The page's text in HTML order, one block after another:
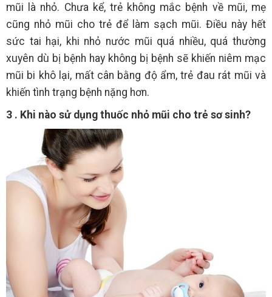
mũi là nhỏ. Chưa kể, trẻ không mắc bệnh về mũi, mẹ
cũng nhỏ mũi cho trẻ để làm sạch mũi. Điều này hết
sức tai hại, khi nhỏ nước mũi quá nhiều, quá thường
xuyên dù bị bệnh hay không bị bệnh sẽ khiến niêm mạc
mũi bi khô lại, mất cân bằng độ ẩm, trẻ đau rát mũi và
khiến tình trạng bệnh nặng hơn.
3 . Khi nào sử dụng thuốc nhỏ mũi cho trẻ sơ sinh?